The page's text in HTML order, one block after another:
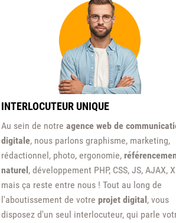
INTERLOCUTEUR UNIQUE
Au sein de notre agence web de
digitale, nous parlons graphisme, marketing,
rédactionnel, photo, ergonomie,
naturel , développement PHP, CSS, JS, AJAX,
mais ça reste entre nous ! Tout au long de
l'aboutissement de votre projet digital , vous
disposez d'un seul interlocuteur, qui parle